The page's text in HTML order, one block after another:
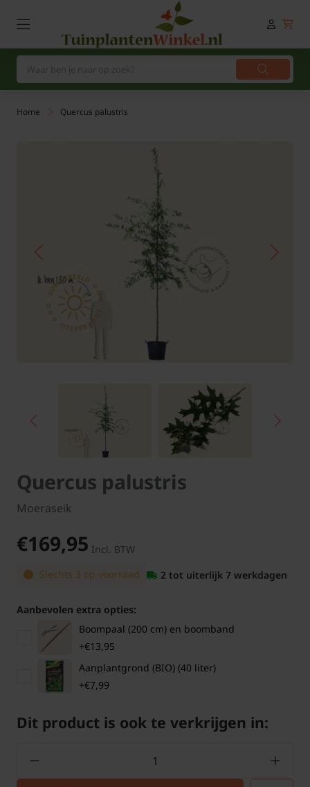
Home Quercus palustris
Quercus palustris
Moeraseik
€169,95 Incl. BTW
Slechts 3 op voorraad
2 tot uiterlijk 7 werkdagen
Aanbevolen extra opties:
Boompaal (200 cm) en boomband
+€13,95
Aanplantgrond (BIO) (40 liter)
+€7,99
Dit product is ook te verkrijgen in: